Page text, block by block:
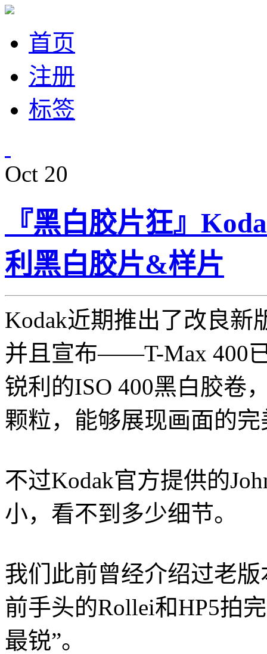
首页
注册
标签
Oct 20
『黑白胶片狂』
利黑白胶片&样片
Kodak近期推出了改良新
并且宣布——T-Max 400
锐利的ISO 400黑白胶卷
颗粒，能够展现画面的
不过Kodak官方提供的
小，看不到多少细节。
我们此前曾经介绍过老版
前手头的Rollei和HP5拍
最锐”。